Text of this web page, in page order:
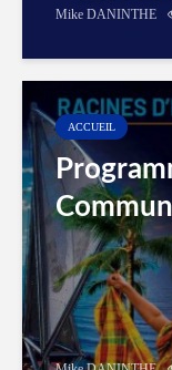
Mike DANINTHE
ACCUEIL